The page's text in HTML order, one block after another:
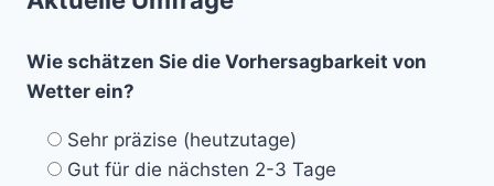
Wie schätzen Sie die Vorhersagbarkeit von
Wetter ein?
Sehr präzise (heutzutage)
Gut für die nächsten 2-3 Tage